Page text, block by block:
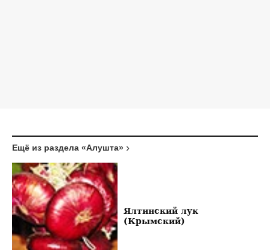
Ещё из раздела «Алушта»
Ялтинский лук
(Крымский)